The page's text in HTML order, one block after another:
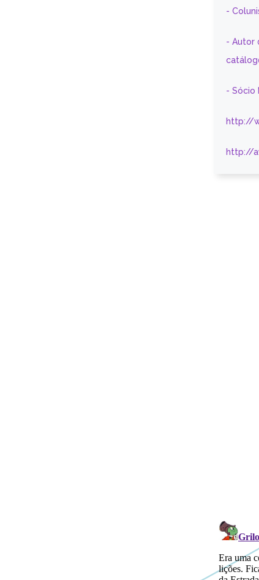
-
- Autor
- Sócio
http://
http://